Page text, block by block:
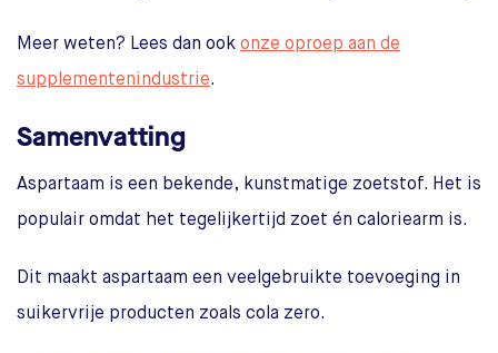
Meer weten? Lees dan ook onze oproep aan de
supplementenindustrie.
Samenvatting
Aspartaam is een bekende, kunstmatige zoetstof. Het is
populair omdat het tegelijkertijd zoet én caloriearm is.
Dit maakt aspartaam een veelgebruikte toevoeging in
suikervrije producten zoals cola zero.